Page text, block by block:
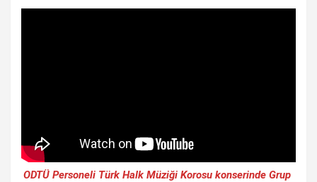
ODTÜ Personeli Türk Halk Müziği Korosu konserinde Grup